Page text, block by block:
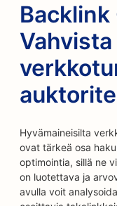
Backlink
Vahvista
Hyvämaineisilta
ovat tärkeä osa
optimointia, sillä ne
on luotettava ja
avulla voit